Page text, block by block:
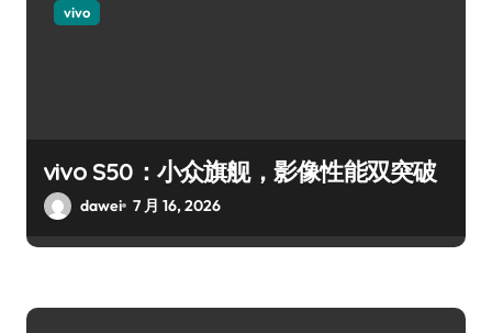
vivo
vivo S50：小众旗舰，影像性能双突破
dawei 7 月 16, 2026